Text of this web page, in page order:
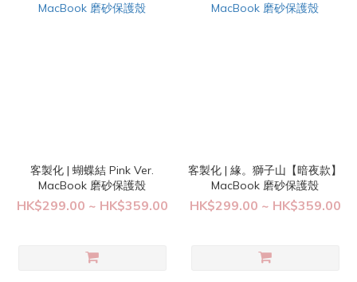
客製化 | 蝴蝶結 Pink Ver.
MacBook 磨砂保護殼
HK$299.00 ~ HK$359.00
客製化 | 緣。獅子山【暗夜款】
MacBook 磨砂保護殼
HK$299.00 ~ HK$359.00